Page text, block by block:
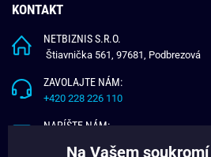
KONTAKT
NETBIZNIS S.R.O.
Štiavnička 561, 97681, Podbrezová
ZAVOLAJTE NÁM:
+420 228 226 110
NAPÍŠTE NÁM:
Na Vašem